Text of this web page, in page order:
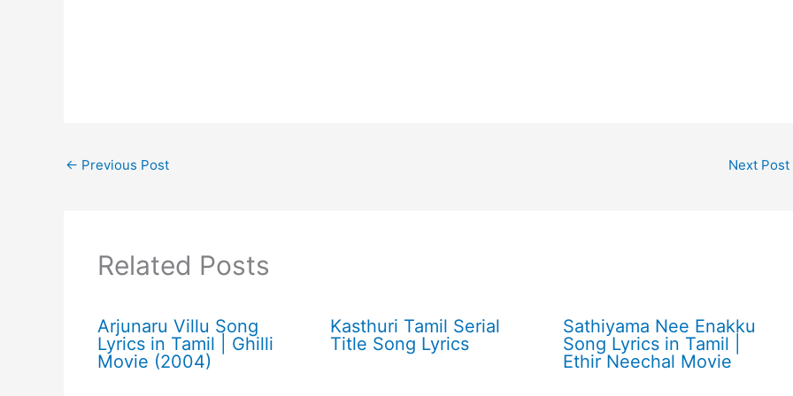
← Previous Post Next Post
Related Posts
Arjunaru Villu Song
Lyrics in Tamil | Ghilli
Movie (2004)
Kasthuri Tamil Serial
Title Song Lyrics
Sathiyama Nee Enakku
Song Lyrics in Tamil |
Ethir Neechal Movie